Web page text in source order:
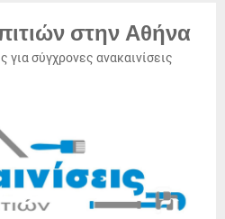
στην Αθήνα
για σύγχρονες ανακαινίσεις